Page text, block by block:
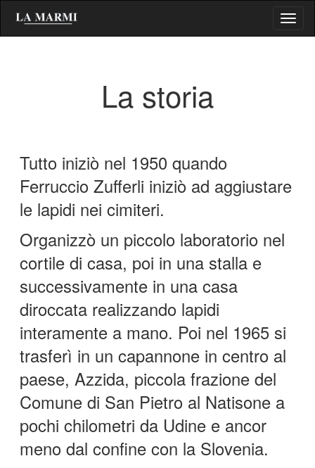
contenuto
La storia
Tutto iniziò nel 1950 quando
Ferruccio Zufferli iniziò ad aggiustare
le lapidi nei cimiteri.
Organizzò un piccolo laboratorio nel
cortile di casa, poi in una stalla e
successivamente in una casa
diroccata realizzando lapidi
interamente a mano. Poi nel 1965 si
trasferì in un capannone in centro al
paese, Azzida, piccola frazione del
Comune di San Pietro al Natisone a
pochi chilometri da Udine e ancor
meno dal confine con la Slovenia.